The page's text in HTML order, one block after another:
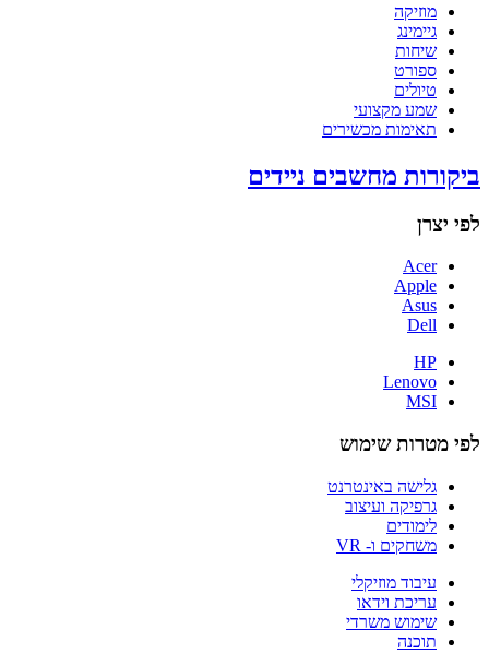
מוזיקה
גיימינג
שיחות
ספורט
טיולים
שמע מקצועי
תאימות מכשירים
ביקורות מחשבים ניידים
לפי יצרן
Acer
Apple
Asus
Dell
HP
Lenovo
MSI
לפי מטרות שימוש
גלישה באינטרנט
גרפיקה ועיצוב
לימודים
משחקים ו- VR
עיבוד מוזיקלי
עריכת וידאו
שימוש משרדי
תוכנה